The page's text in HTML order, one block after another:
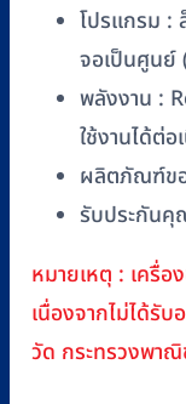
โปรแกรม :
จอเป็นศูนย์
พลังงาน :
ใช้งานได้ต่
ผลิตภัณฑ์ข
รับประกันคุ
หมายเหตุ : เครื่
เนื่องจากไม่ได้รั
วัด กระทรวงพา